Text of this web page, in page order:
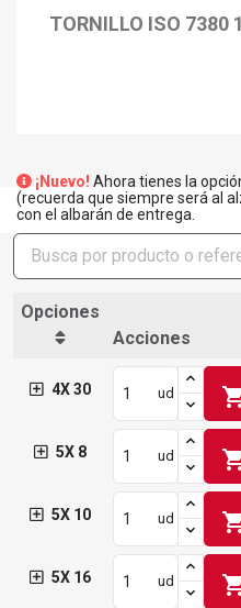
TORNILLO ISO 7380
¡Nuevo! Ahora tienes la
(recuerda que siempre será al
con el albarán de entrega.
Opciones
Acciones
4X 30 ud
5X 8 ud
5X 10 ud
5X 16 ud